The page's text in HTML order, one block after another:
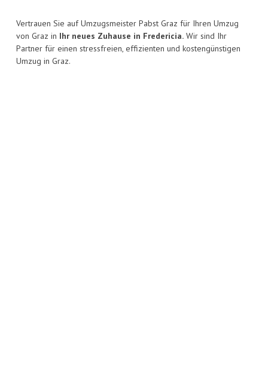
Vertrauen Sie auf Umzugsmeister Pabst Graz für Ihren Umzug
von Graz in Ihr neues Zuhause in Fredericia. Wir sind Ihr
Partner für einen stressfreien, effizienten und kostengünstigen
Umzug in Graz.